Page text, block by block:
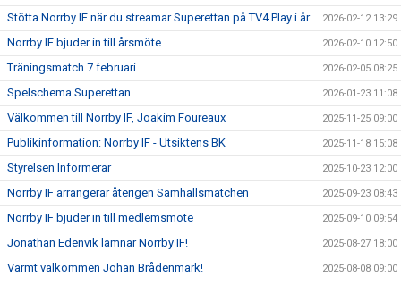
Stötta Norrby IF när du streamar Superettan på TV4 Play i år 2026-02-12 13:29
Norrby IF bjuder in till årsmöte 2026-02-10 12:50
Träningsmatch 7 februari 2026-02-05 08:25
Spelschema Superettan 2026-01-23 11:08
Välkommen till Norrby IF, Joakim Foureaux 2025-11-25 09:00
Publikinformation: Norrby IF - Utsiktens BK 2025-11-18 15:08
Styrelsen Informerar 2025-10-23 12:00
Norrby IF arrangerar återigen Samhällsmatchen 2025-09-23 08:43
Norrby IF bjuder in till medlemsmöte 2025-09-10 09:54
Jonathan Edenvik lämnar Norrby IF! 2025-08-27 18:00
Varmt välkommen Johan Brådenmark! 2025-08-08 09:00